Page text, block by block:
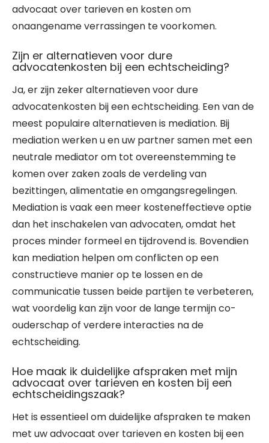
advocaat over tarieven en kosten om
onaangename verrassingen te voorkomen.
Zijn er alternatieven voor dure
advocatenkosten bij een echtscheiding?
Ja, er zijn zeker alternatieven voor dure
advocatenkosten bij een echtscheiding. Een van de
meest populaire alternatieven is mediation. Bij
mediation werken u en uw partner samen met een
neutrale mediator om tot overeenstemming te
komen over zaken zoals de verdeling van
bezittingen, alimentatie en omgangsregelingen.
Mediation is vaak een meer kosteneffectieve optie
dan het inschakelen van advocaten, omdat het
proces minder formeel en tijdrovend is. Bovendien
kan mediation helpen om conflicten op een
constructieve manier op te lossen en de
communicatie tussen beide partijen te verbeteren,
wat voordelig kan zijn voor de lange termijn co-
ouderschap of verdere interacties na de
echtscheiding.
Hoe maak ik duidelijke afspraken met mijn
advocaat over tarieven en kosten bij een
echtscheidingszaak?
Het is essentieel om duidelijke afspraken te maken
met uw advocaat over tarieven en kosten bij een